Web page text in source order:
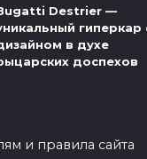
Destrier —
гиперкар
в духе
доспехов
и правила сайта